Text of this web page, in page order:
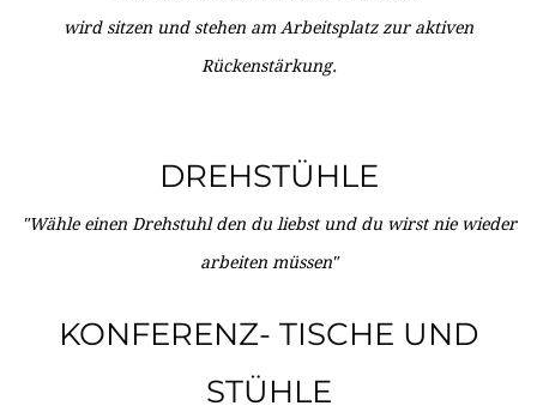
wird sitzen und stehen am Arbeitsplatz zur aktiven
Rückenstärkung.
DREHSTÜHLE
"Wähle einen Drehstuhl den du liebst und du wirst nie wieder
arbeiten müssen"
KONFERENZ- TISCHE UND
STÜHLE